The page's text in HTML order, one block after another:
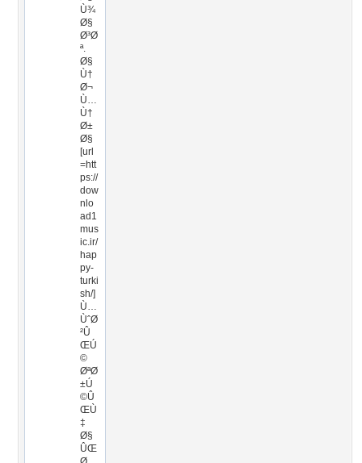
Ù¾
Ø§
Ø³Ø
ª.
Ø§
Ù†
Ø¬
Ù…
Ù†
Ø±
Ø§
[url
=htt
ps://
dow
nlo
ad1
mus
ic.ir/
hap
py-
turki
sh/]
Ù…
ÙˆØ
²Û
ŒÚ
©
ØªØ
±Ú
©Û
ŒÙ
‡
Ø§
ÛŒ